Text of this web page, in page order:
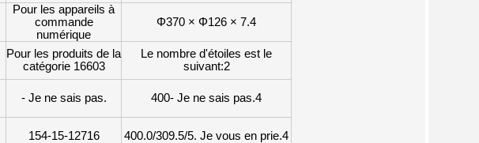
Pour les appareils à
commande
numérique
Φ370 × Φ126 × 7.4
Pour les produits de la
catégorie 16603
Le nombre d'étoiles est le
suivant:2
- Je ne sais pas. 400- Je ne sais pas.4
154-15-12716 400.0/309.5/5. Je vous en prie.4